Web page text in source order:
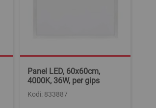
Panel LED, 60x60cm,
4000K, 36W, per gips
Kodi: 833887